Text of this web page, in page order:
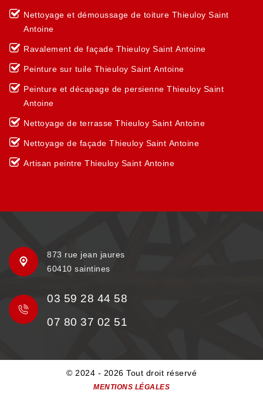
Nettoyage et démoussage de toiture Thieuloy Saint
Antoine
Ravalement de façade Thieuloy Saint Antoine
Peinture sur tuile Thieuloy Saint Antoine
Peinture et décapage de persienne Thieuloy Saint
Antoine
Nettoyage de terrasse Thieuloy Saint Antoine
Nettoyage de façade Thieuloy Saint Antoine
Artisan peintre Thieuloy Saint Antoine
873 rue jean jaures
60410 saintines
03 59 28 44 58
07 80 37 02 51
© 2024 - 2026 Tout droit réservé
MENTIONS LÉGALES